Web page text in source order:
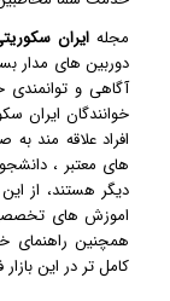
مجله ایران
دوربین های مدار
آگاهی و
خوانندگان ایران
افراد علاقه مند
دیگر هستند، از
اموزش های تخصصی
همچنین راهنمای
کامل تر در این